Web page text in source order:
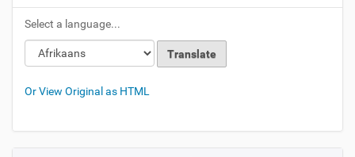
Select a language...
Or View Original as HTML